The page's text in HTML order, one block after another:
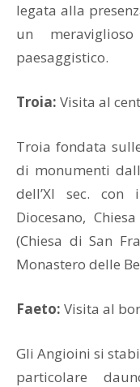
legata alla
un
paesaggistico.
Troia: Visita al
Troia fondata
di monumenti
dell’XI sec. con
Diocesano,
(Chiesa di San
Monastero delle
Faeto: Visita al
Gli Angioini si
particolare